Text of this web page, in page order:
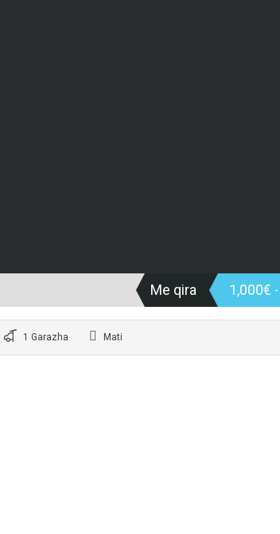
Me qira 1,000€
1 Garazha Mati